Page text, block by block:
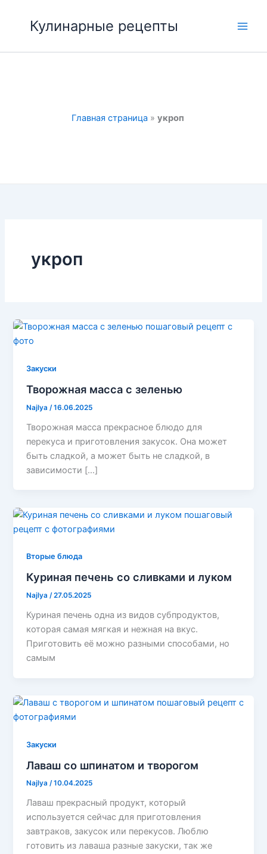
содержимому
Кулинарные рецепты
Главная страница » укроп
укроп
Закуски
Творожная масса с зеленью
Najlya /16.06.2025
Творожная масса прекрасное блюдо для
перекуса и приготовления закусок. Она может
быть сладкой, а может быть не сладкой, в
зависимости […]
Вторые блюда
Куриная печень со сливками и луком
Najlya/27.05.2025
Куриная печень одна из видов субпродуктов,
которая самая мягкая и нежная на вкус.
Приготовить её можно разными способами, но
самым
Закуски
Лаваш со шпинатом и творогом
Najlya/10.04.2025
Лаваш прекрасный продукт, который
используется сейчас для приготовления
завтраков, закусок или перекусов. Люблю
готовить из лаваша разные закуски, так же